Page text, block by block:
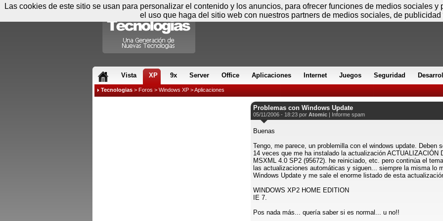
Vista XP 9x Server Office Aplicaciones Internet Juegos Seguridad
Tecnologias > Foros > Windows XP >Aplicaciones
Problemas con Windows Update
05/11/2006 - 18:23 por Atomic | Informe spam
Buenas
Tengo, me parece, un problemilla con el windows update. Deben
14 veces que me ha instalado la actualización ACTUALIZACIÓN
MSXML 4.0 SP2 (95672). he reiniciado, etc. pero continúa el
las actualizaciones automáticas y siguen... siempre la misma lo
Windows Update y me sale el enorme listado de esta
WINDOWS XP2 HOME EDITION
IE 7.
Pos nada más... quería saber si es normal... u no!!
Las cookies de este sitio se usan para personalizar el contenido y los anuncios, para ofrecer funciones de medios sociales
el uso que haga del sitio web con nuestros partners de medios sociales, de